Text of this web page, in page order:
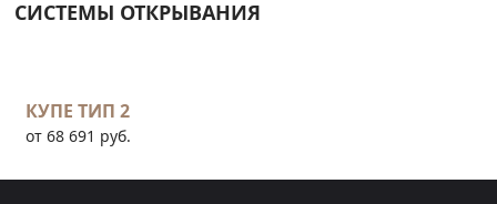
СИСТЕМЫ ОТКРЫВАНИЯ
КУПЕ ТИП 2
от 68 691 руб.